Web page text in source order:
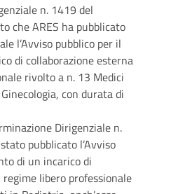
n. 1419 del
che ARES ha pubblicato
l’Avviso pubblico per il
di collaborazione esterna
rivolto a n. 13 Medici
con durata di
Dirigenziale n.
pubblicato l’Avviso
di un incarico di
libero professionale